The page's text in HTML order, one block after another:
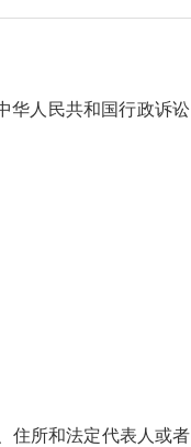
华人民共和国行政诉讼
住所和法定代表人或者